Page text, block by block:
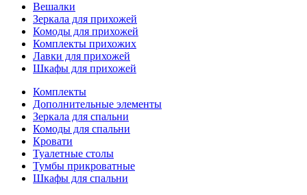
Вешалки
Зеркала для прихожей
Комоды для прихожей
Комплекты прихожих
Лавки для прихожей
Шкафы для прихожей
Комплекты
Дополнительные элементы
Зеркала для спальни
Комоды для спальни
Кровати
Туалетные столы
Тумбы прикроватные
Шкафы для спальни